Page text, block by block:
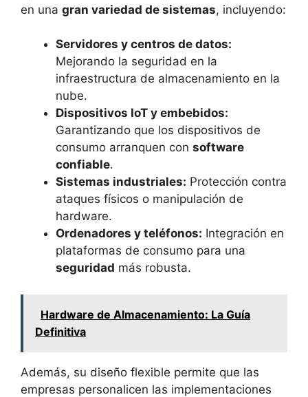
en una gran variedad de sistemas, incluyendo:
Servidores y centros de datos:
Mejorando la seguridad en la
infraestructura de almacenamiento en la
nube.
Dispositivos IoT y embebidos:
Garantizando que los dispositivos de
consumo arranquen con software
confiable.
Sistemas industriales: Protección contra
ataques físicos o manipulación de
hardware.
Ordenadores y teléfonos: Integración en
plataformas de consumo para una
seguridad más robusta.
Hardware de Almacenamiento: La Guía
Definitiva
Además, su diseño flexible permite que las
empresas personalicen las implementaciones